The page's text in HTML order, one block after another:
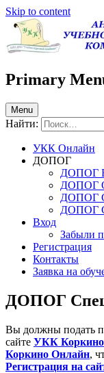
Skip to content
УКК Коркино
АНО ДПО Учебно-
тестирование
Primary
Menu
Найти:
УКК Онлайн
ДОПОГ
ДОПОГ
ДОПОГ
ДОПОГ
ДОПОГ
Вход
Забыли
Регистрация
Контакты
Заявка на
ДОПОГ
Вы должны подать
сайте УКК Коркино
Коркино Онлайн,
Регистрация на